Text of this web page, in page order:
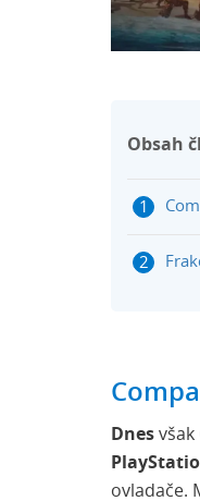
Obsah
Dnes však
ovladače.